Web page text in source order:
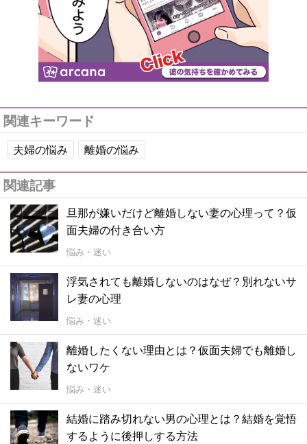
関連キーワード
夫婦の悩み 離婚の悩み
関連記事
旦那が嫌いだけど離婚しない妻の心理って？仮
面夫婦の付き合い方
悩み・迷い
浮気されても離婚しないのはなぜ？別れないサ
レ妻の心理
悩み・迷い
離婚したくない理由とは？仮面夫婦でも離婚し
ないワケ
悩み・迷い
結婚に踏み切れない男の心理とは？結婚を覚悟
するように後押しする方法